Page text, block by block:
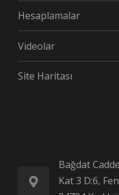
Hesaplamalar
Videolar
Site Haritası
Bağdat
Kat 3 D:6,